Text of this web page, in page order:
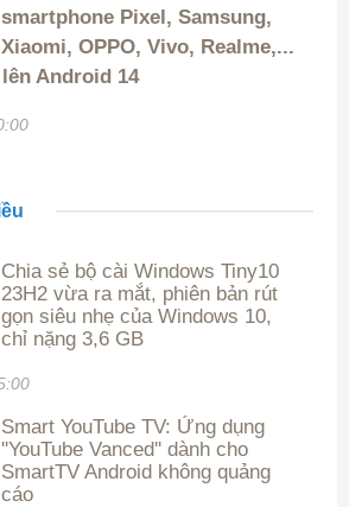
smartphone Pixel, Samsung,
Xiaomi, OPPO, Vivo, Realme,...
Android 14
Chia sẻ bộ cài Windows Tiny10
23H2 vừa ra mắt, phiên bản rút
gọn siêu nhẹ của Windows 10,
chỉ nặng 3,6 GB
Smart YouTube TV: Ứng dụng
''YouTube Vanced'' dành cho
SmartTV Android không quảng
cáo